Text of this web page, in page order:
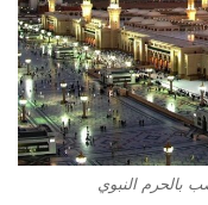
بالحرم النبوي